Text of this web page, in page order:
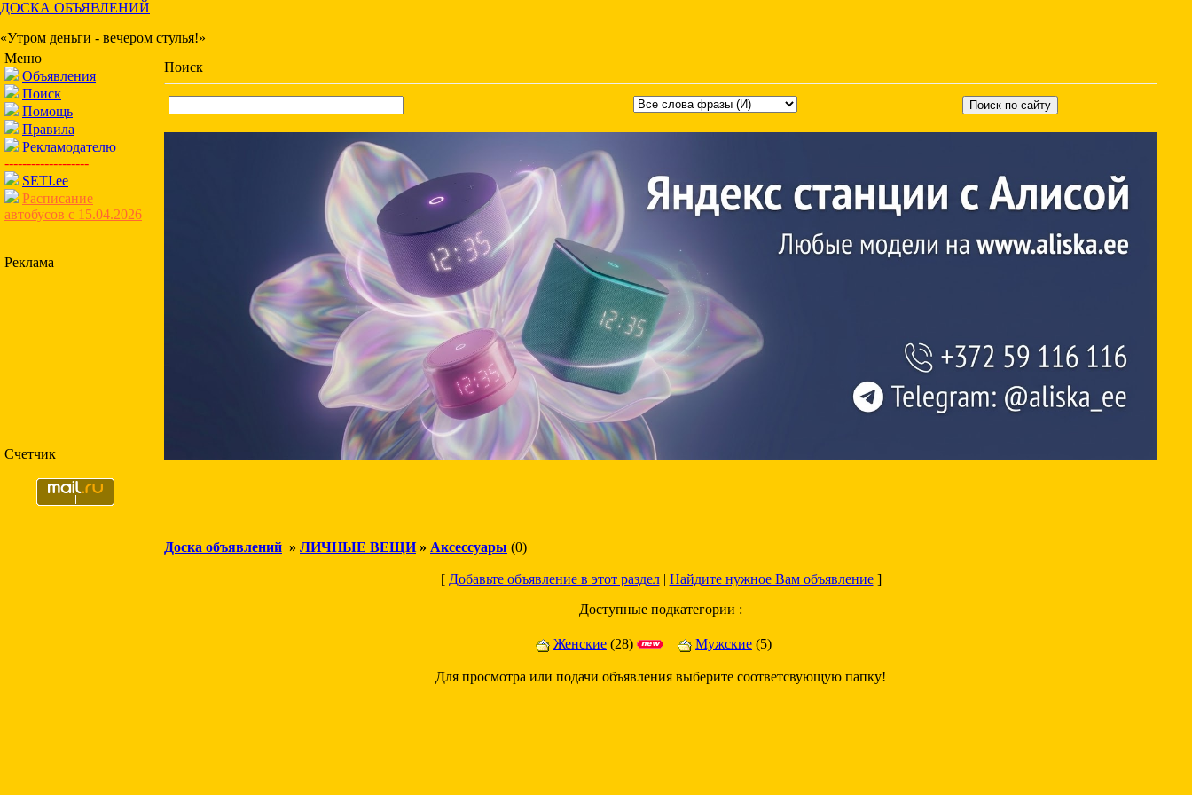
ДОСКА ОБЪЯВЛЕНИЙ
«Утром деньги - вечером стулья!»
Меню
Объявления
Поиск
Помощь
Правила
Рекламодателю
-------------------
SETI.ee
Расписание
автобусов с 15.04.2026
Реклама
Счетчик
Поиск
Доска объявлений » ЛИЧНЫЕ ВЕЩИ» Аксессуары (0)
[ Добавьте объявление в этот раздел| Найдите нужное Вам объявление]
Доступные подкатегории :
Женские (28) Мужские (5)
Для просмотра или подачи объявления выберите соответсвующую папку!